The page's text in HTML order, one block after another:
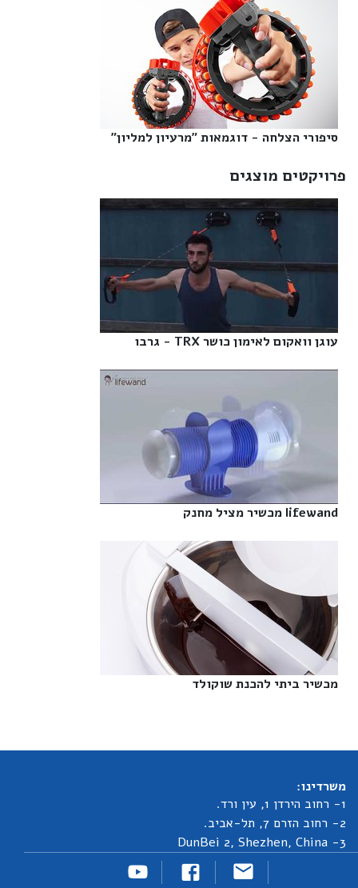
סיפורי הצלחה - דוגמאות "מרעיון למליון"‎
פרויקטים מוצגים
עוגן וואקום לאימון כושר TRX - גרבו‎
lifewand מכשיר מציל מחנק‎
מכשיר ביתי להכנת שוקולד‎
משרדינו:
1- רחוב הירדן 1, עין ורד.
2- רחוב הזרם 7, תל-אביב.
3- DunBei 2, Shezhen, China